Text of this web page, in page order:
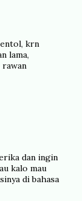
krn
lama,
rawan
dan ingin
kalo mau
di bahasa